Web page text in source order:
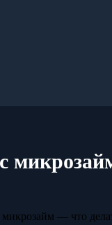
— что